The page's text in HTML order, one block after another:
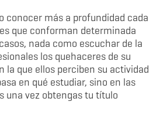
conocer más a profundidad cada
que conforman determinada
nada como escuchar de la
los quehaceres de su
la que ellos perciben su actividad
en qué estudiar, sino en las
una vez obtengas tu título